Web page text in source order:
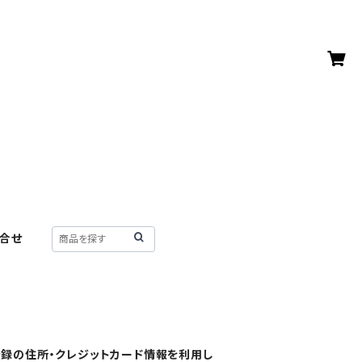
せ
住所・クレジットカード情報を利用し